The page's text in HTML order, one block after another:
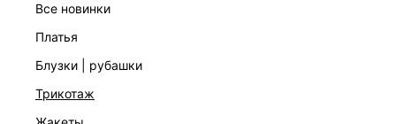
все новинки
платья
блузки | рубашки
трикотаж